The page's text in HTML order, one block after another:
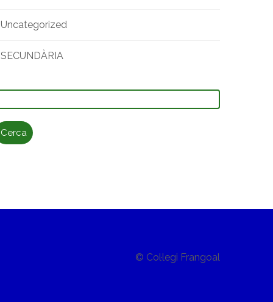
Uncategorized
SECUNDÀRIA
© Col·legi Frangoal